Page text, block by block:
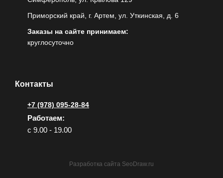
Приморский край, г. Артем, ул. Уткинская, д. 6
Заказы на сайте принимаем:
круглосуточно
Контакты
+7 (978) 095-28-84
Работаем:
с 9.00 - 19.00
Разработка сайта SeoDraw.ru